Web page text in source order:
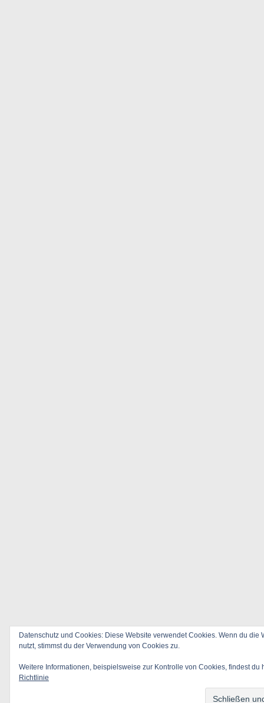
Datenschutz und Cookies: Diese Website verwendet Cookies. Wenn du die
nutzt, stimmst du der Verwendung von Cookies zu.
Weitere Informationen, beispielsweise zur Kontrolle von Cookies, findest du
Richtlinie